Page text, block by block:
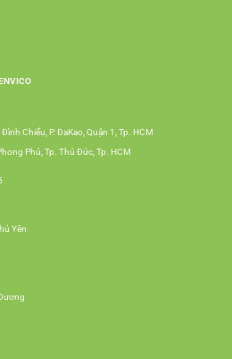
Chiểu, P. ĐaKao, Quận 1, Tp. HCM
Phú, Tp. Thủ Đức, Tp. HCM
Yên